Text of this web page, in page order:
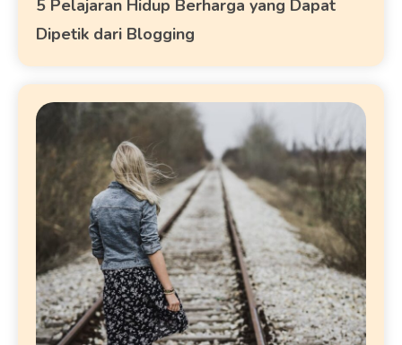
5 Pelajaran Hidup Berharga yang Dapat
Dipetik dari Blogging